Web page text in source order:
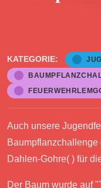
KATEGORIE:
Auch unsere
Dahlen-Gohre( ) für
Der Baum wurde auf